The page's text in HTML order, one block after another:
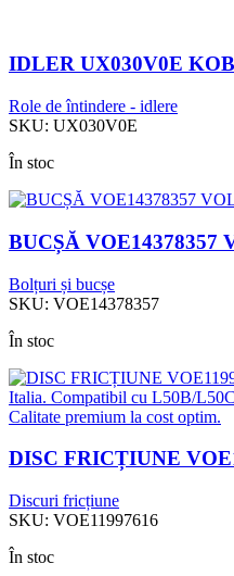
IDLER UX030V0E
Role de întindere - idlere
SKU: UX030V0E
În stoc
BUCȘĂ VOE14378357
Bolțuri și bucșe
SKU: VOE14378357
În stoc
DISC FRICȚIUNE
Discuri fricțiune
SKU: VOE11997616
În stoc